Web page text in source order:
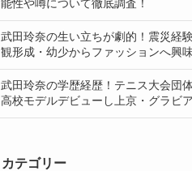
能性や噂について徹底調査！
武田玲奈の生い立ちが劇的！震災経
観形成・幼少からファッションへ興味
武田玲奈の学歴経歴！テニス大会団
高校モデルデビューし上京・グラビア
カテゴリー